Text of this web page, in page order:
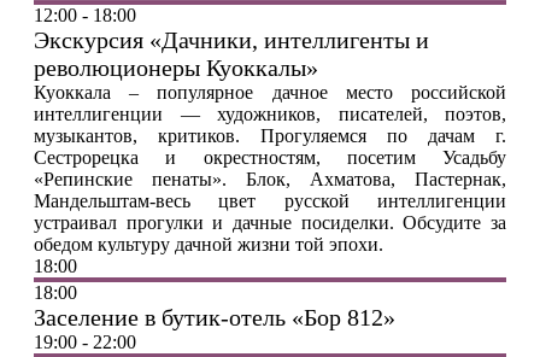
12:00 - 18:00
Экскурсия «Дачники, интеллигенты и
революционеры Куоккалы»
Куоккала – популярное дачное место российской
интеллигенции — художников, писателей, поэтов,
музыкантов, критиков. Прогуляемся по дачам г.
Сестрорецка и окрестностям, посетим Усадьбу
«Репинские пенаты». Блок, Ахматова, Пастернак,
Мандельштам-весь цвет русской интеллигенции
устраивал прогулки и дачные посиделки. Обсудите за
обедом культуру дачной жизни той эпохи.
18:00
18:00
Заселение в бутик-отель «Бор 812»
19:00 - 22:00